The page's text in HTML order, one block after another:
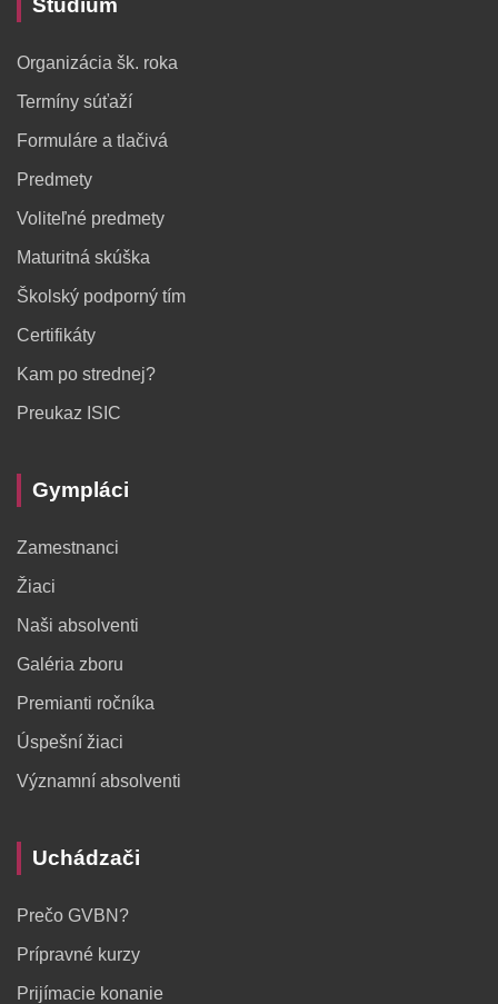
Štúdium
Organizácia šk. roka
Termíny súťaží
Formuláre a tlačivá
Predmety
Voliteľné predmety
Maturitná skúška
Školský podporný tím
Certifikáty
Kam po strednej?
Preukaz ISIC
Gympláci
Zamestnanci
Žiaci
Naši absolventi
Galéria zboru
Premianti ročníka
Úspešní žiaci
Významní absolventi
Uchádzači
Prečo GVBN?
Prípravné kurzy
Prijímacie konanie